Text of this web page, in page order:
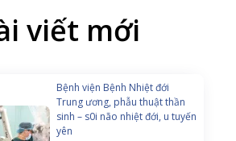
viết mới
Bệnh viện Bệnh Nhiệt đới
Trung ương, phẫu thuật thần
sinh – s0i não nhiệt đới, u tuyến
yên